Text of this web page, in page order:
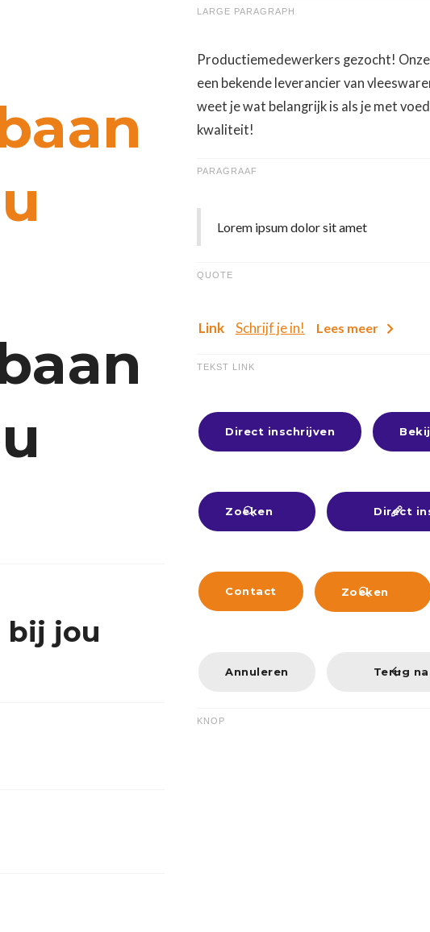
bij jou
LARGE PARAGRAPH
Productiemedewerkers gezocht!
een bekende leverancier van
weet je wat belangrijk is als je met
kwaliteit!
PARAGRAAF
Lorem ipsum dolor sit amet
QUOTE
Link Schrijf je in! Lees meer 
TEKST LINK
Direct inschrijven
Zoeken
 
Direct
Contact Zoeken

Annuleren 
Terug
KNOP